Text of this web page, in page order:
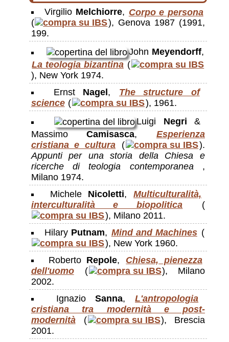
Virgilio Melchiorre, Corpo e persona
(
), Genova 1987 (1991,
199.
John Meyendorff,
La teologia bizantina (
), New York 1974.
Ernst Nagel ,
The structure of
science (
), 1961.
Luigi Negri &
Massimo Camisasca, Esperienza
cristiana e cultura (
).
Appunti per una storia della Chiesa e
ricerche di teologia contemporanea ,
Milano 1974.
Michele Nicoletti, Multiculturalità,
interculturalità e biopolitica
(
), Milano 2011.
Hilary Putnam, Mind and Machines (
), New York 1960.
Roberto Repole,
Chiesa, pienezza
dell'uomo (
), Milano
2002.
Ignazio Sanna, L'antropologia
cristiana tra modernità e post-
modernità (
), Brescia
2001.